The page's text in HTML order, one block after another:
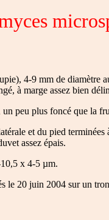
4-9 mm de
à marge assez bien
peu plus foncé que la
et du pied
assez épais.
10,5 x 4-5 µm.
le 20 juin 2004 sur un